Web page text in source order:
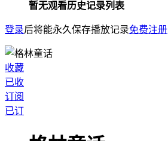
暂无观看历史记录列表
登录后将能永久保存播放记录免费注册
收藏
已收
订阅
已订